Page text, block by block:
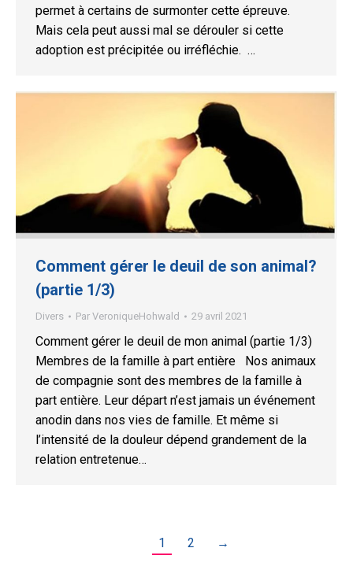
permet à certains de surmonter cette épreuve.
Mais cela peut aussi mal se dérouler si cette
adoption est précipitée ou irréfléchie. …
Comment gérer le deuil de son animal?
(partie 1/3)
Divers Par VeroniqueHohwald 29 avril 2021
Comment gérer le deuil de mon animal (partie 1/3)
Membres de la famille à part entière Nos animaux
de compagnie sont des membres de la famille à
part entière. Leur départ n’est jamais un événement
anodin dans nos vies de famille. Et même si
l’intensité de la douleur dépend grandement de la
relation entretenue…
1 2 →